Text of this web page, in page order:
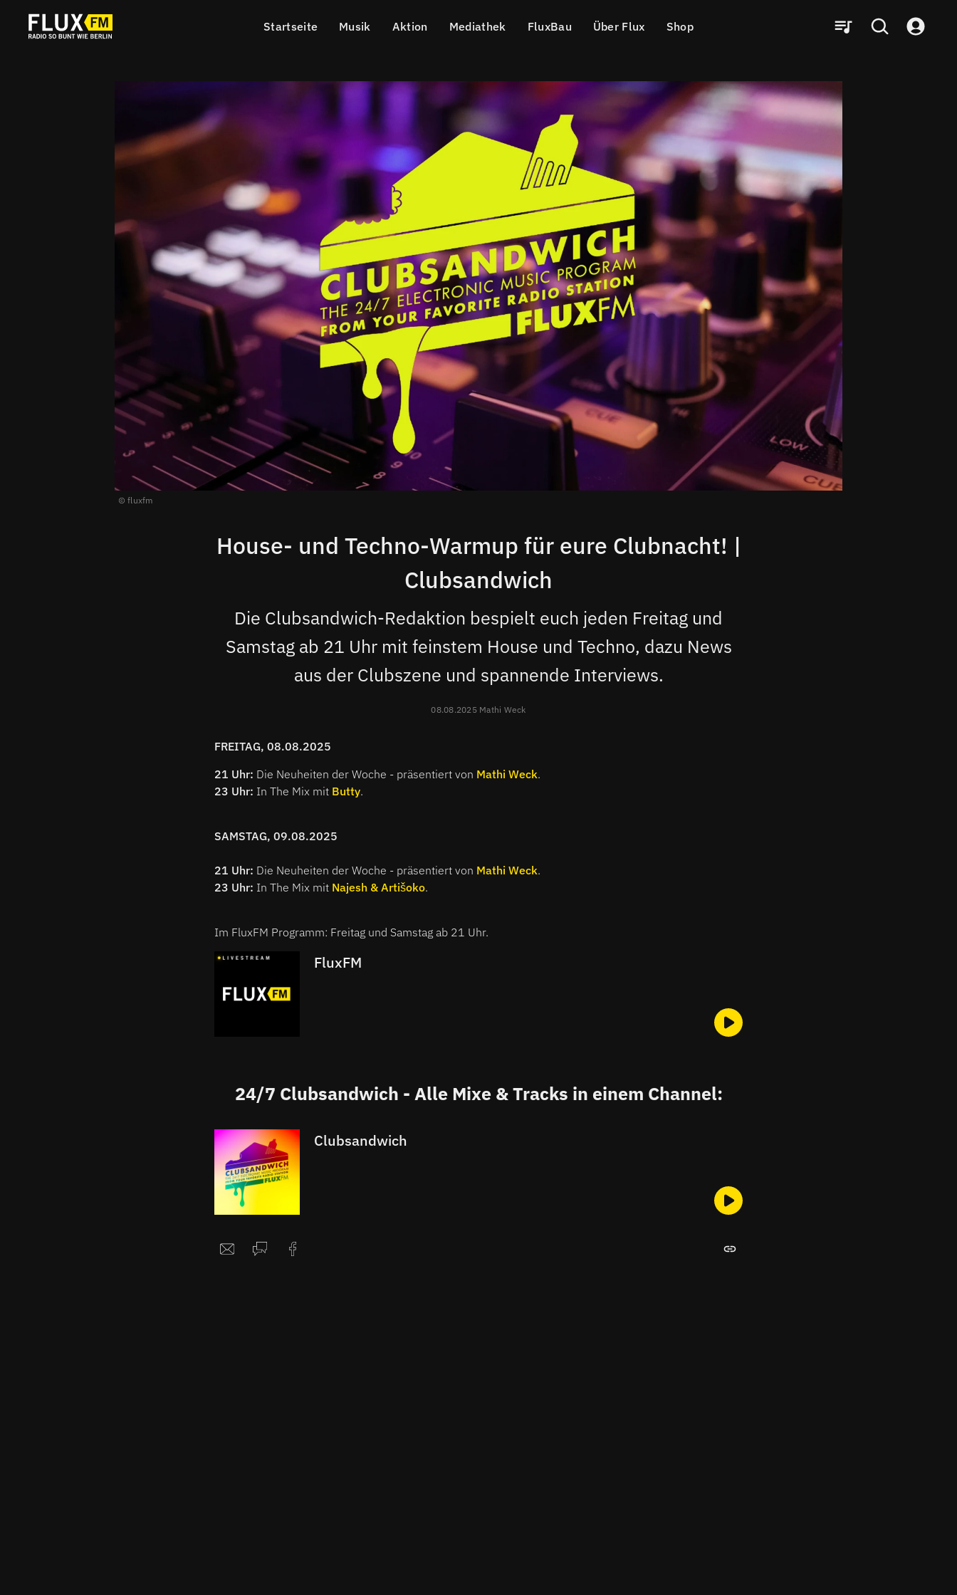
Startseite Musik Aktion Mediathek FluxBau Über Flux Shop
fluxfm
House- und Techno-Warmup für eure Clubnacht! |
Clubsandwich
Die Clubsandwich-Redaktion bespielt euch jeden Freitag und
Samstag ab 21 Uhr mit feinstem House und Techno, dazu News
aus der Clubszene und spannende Interviews.
08.08.2025 Mathi Weck
FREITAG, 08.08.2025
21 Uhr: Die Neuheiten der Woche - präsentiert von Mathi Weck.
23 Uhr: In The Mix mit Butty.
SAMSTAG, 09.08.2025
21 Uhr: Die Neuheiten der Woche - präsentiert von Mathi Weck.
23 Uhr: In The Mix mit Najesh & Artišoko.
Im FluxFM Programm: Freitag und Samstag ab 21 Uhr.
FluxFM
24/7 Clubsandwich - Alle Mixe & Tracks in einem Channel:
Clubsandwich